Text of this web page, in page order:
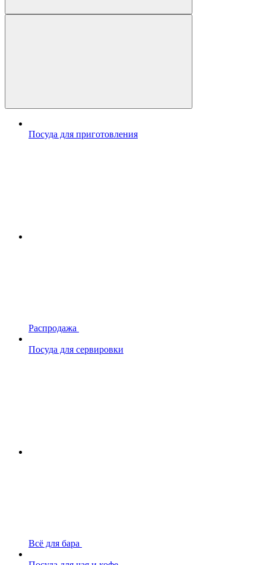
Посуда для приготовления
Распродажа
Посуда для сервировки
Всё для бара